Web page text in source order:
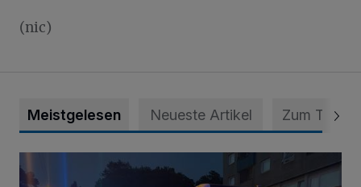
(nic)
Meistgelesen Neueste Artikel Zum Thema
Bus brannte in Mettmann-Mitte